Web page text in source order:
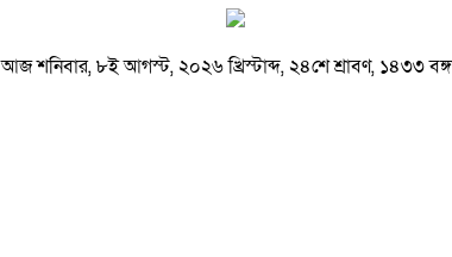
আজ শনিবার, ৮ই আগস্ট, ২০২৬ খ্রিস্টাব্দ, ২৪শে শ্রাবণ, ১৪৩৩